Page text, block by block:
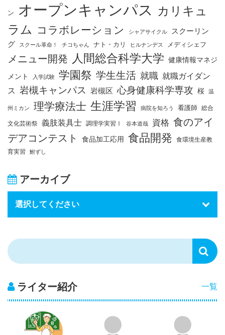
ン オープンキャンパス カリキュ
ラム コラボレーション シャアサイクル
スクーリン
グ
スクール革命！ チコちゃん ナト・カリ ヒルナンデス メディシェフ
メニュー開発 人間総合科学大学 健康情報マネジ
メント
入学試験 学園祭 学生生活 就職 就職ガイダン
ス 岩槻キャンパス 岩槻区 心身健康科学専攻 桜 温
州ミカン 理学療法士 生涯学習 病院を知ろう 看護師 総合
文化芸術祭 義肢装具士 調理学実習Ⅰ 谷本道哉 資格 食のアイ
デアコンテスト
食品加工応用 食品開発 食環境生産教
育実習
鮒ずし
アーカイブ
一覧
ライター紹介